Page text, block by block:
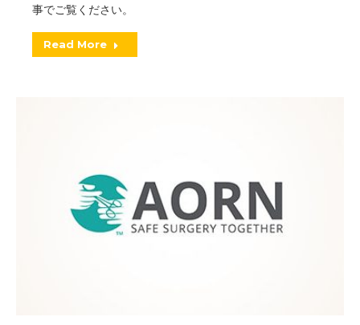
事でご覧ください。
Read More